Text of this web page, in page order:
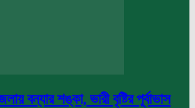
বন্যার শঙ্কা, ভারী বৃষ্টির পূর্বাভাস